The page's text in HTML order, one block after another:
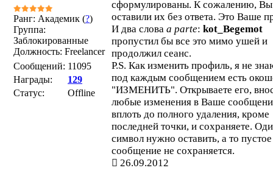
Ранг: Академик (?)
Группа:
Заблокированные
Должность: Freelancer
Сообщений: 11095
Награды:
129
Статус:
Offline
сформулированы. К сожалению, Вы
оставили их без ответа. Это Ваше
И два слова a parte: kot_Begemot
пропустил бы все это мимо ушей и
продолжил сеанс.
P.S. Как изменить профиль, я не
под каждым сообщением есть
"ИЗМЕНИТЬ". Открываете его,
любые изменения в Ваше
вплоть до полного удаления, кроме
последней точки, и сохраняете.
символ нужно оставить, а то пустое
сообщение не сохраняется.
26.09.2012